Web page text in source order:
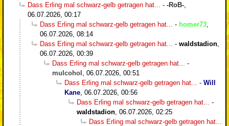
Dass Erling mal schwarz-gelb getragen hat...
- -RoB-
06.07.2026, 00:17
Dass Erling mal schwarz-gelb getragen hat...
- homer73
06.07.2026, 08:14
Dass Erling mal schwarz-gelb getragen hat...
- waldstadion
06.07.2026, 00:39
Dass Erling mal schwarz-gelb getragen hat...
-
mulcohol
06.07.2026, 00:51
Dass Erling mal schwarz-gelb getragen hat...
- Will
Kane 06.07.2026, 00:56
Dass Erling mal schwarz-gelb getragen hat...
-
waldstadion 06.07.2026, 02:25
Dass Erling mal schwarz-gelb getragen hat...